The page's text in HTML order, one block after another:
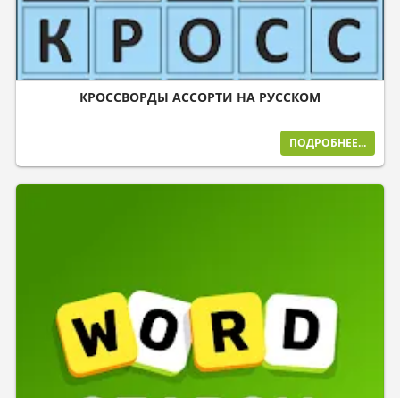
КРОССВОРДЫ АССОРТИ НА РУССКОМ
ПОДРОБНЕЕ...